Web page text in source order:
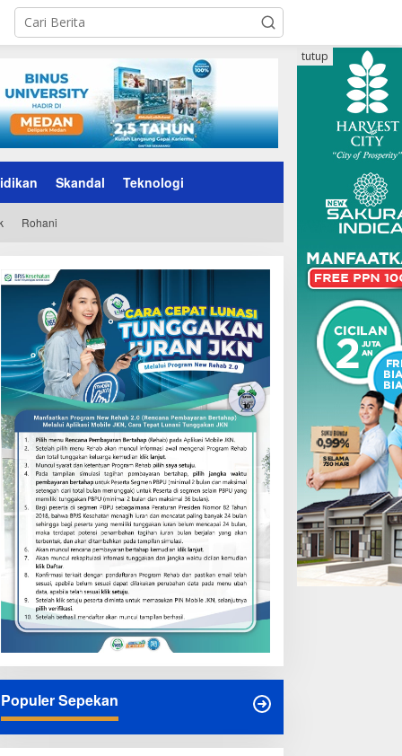
Skandal Teknologi
Rohani
tutup
Populer Sepekan